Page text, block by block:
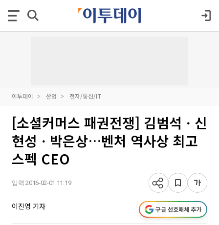
이투데이 산업 전자/통신/IT
[소셜커머스 패권전쟁] 김범석ㆍ신
현성ㆍ박은상…벤처 역사상 최고
스펙 CEO
입력 2016-02-01 11:19
이진영 기자 구글 선호매체 추가